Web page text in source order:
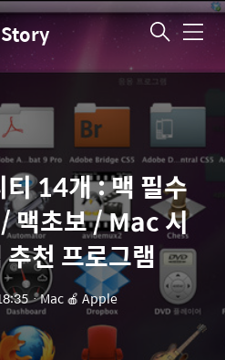
메
티 14개 : 맥 필수
맥초보 / Mac 시
천 프로그램
ㆍMac 🍎 Apple